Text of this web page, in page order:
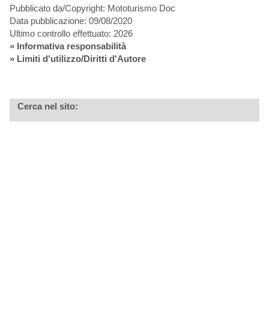
Pubblicato da/Copyright: Mototurismo Doc
Data pubblicazione: 09/08/2020
Ultimo controllo effettuato: 2026
» Informativa responsabilità
» Limiti d'utilizzo/Diritti d'Autore
Cerca nel sito: